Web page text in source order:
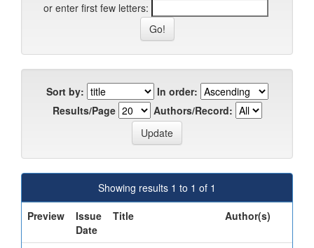
or enter first few letters:
Sort by:
In order:
Results/Page
Authors/Record:
Showing results 1 to 1 of 1
Preview
Issue
Date
Title Author(s)